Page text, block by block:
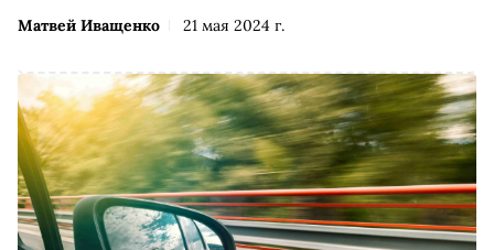
Матвей Иващенко 21 мая 2024 г.